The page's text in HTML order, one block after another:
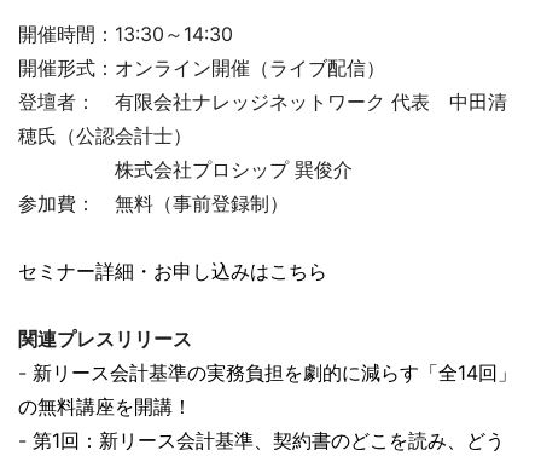
開催時間：13:30～14:30
開催形式：オンライン開催（ライブ配信）
登壇者： 有限会社ナレッジネットワーク 代表 中田清
穂氏（公認会計士）
株式会社プロシップ 巽俊介
参加費： 無料（事前登録制）
セミナー詳細・お申し込みはこちら
関連プレスリリース
- 新リース会計基準の実務負担を劇的に減らす「全14回」
の無料講座を開講！
- 第1回：新リース会計基準、契約書のどこを読み、どう